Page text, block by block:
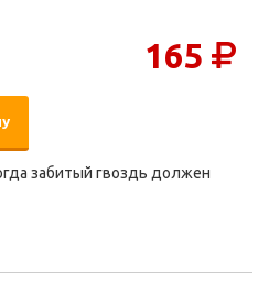
165
забитый гвоздь должен